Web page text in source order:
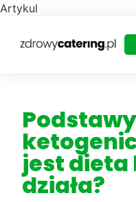
Artykul
jest dieta
działa?